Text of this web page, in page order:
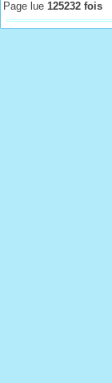
Page lue 125232 fois